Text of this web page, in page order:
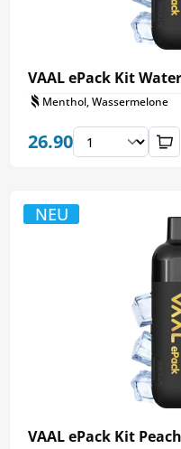
VAAL ePack Kit
Menthol, Wassermelone
26.90
VAAL ePack Kit
NEU